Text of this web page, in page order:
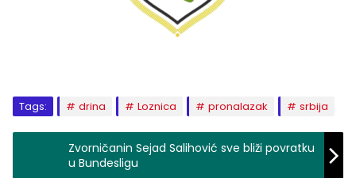
Tags: drina Loznica pronalazak srbija
Zvorničanin Sejad Salihović sve bliži povratku
u Bundesligu